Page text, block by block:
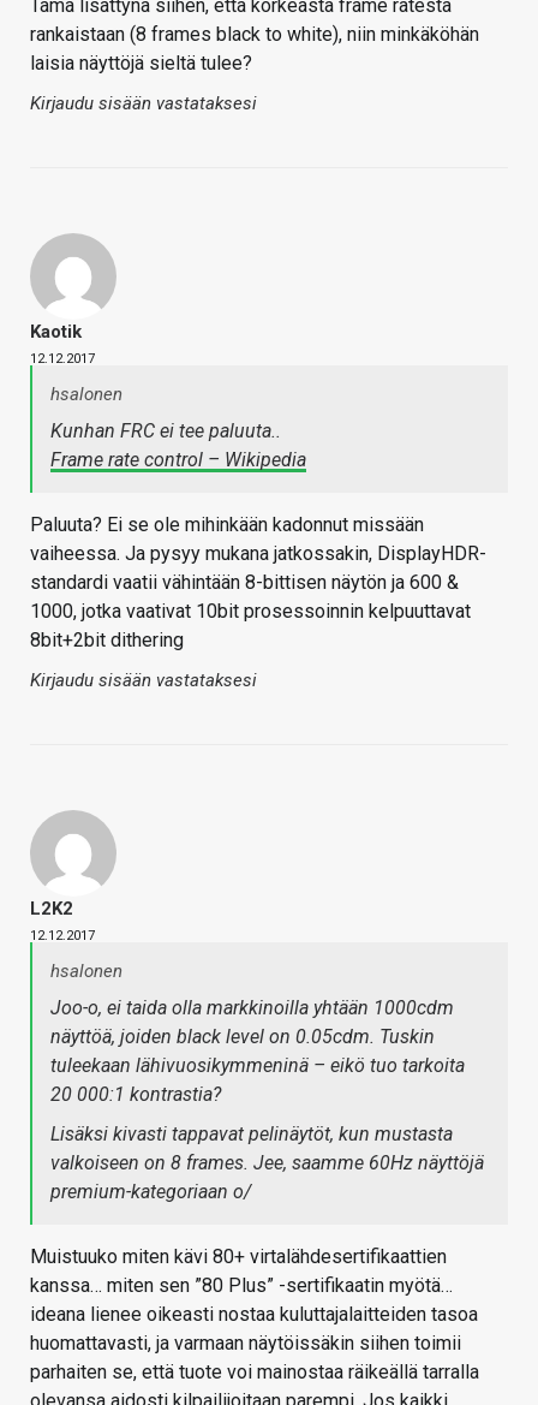
Tämä lisättynä siihen, että korkeasta frame ratesta
rankaistaan (8 frames black to white), niin minkäköhän
laisia näyttöjä sieltä tulee?
Kirjaudu sisään vastataksesi
Kaotik
12.12.2017
hsalonen
Kunhan FRC ei tee paluuta..
Frame rate control – Wikipedia
Paluuta? Ei se ole mihinkään kadonnut missään
vaiheessa. Ja pysyy mukana jatkossakin, DisplayHDR-
standardi vaatii vähintään 8-bittisen näytön ja 600 &
1000, jotka vaativat 10bit prosessoinnin kelpuuttavat
8bit+2bit dithering
Kirjaudu sisään vastataksesi
L2K2
12.12.2017
hsalonen
Joo-o, ei taida olla markkinoilla yhtään 1000cdm
näyttöä, joiden black level on 0.05cdm. Tuskin
tuleekaan lähivuosikymmeninä – eikö tuo tarkoita
20 000:1 kontrastia?
Lisäksi kivasti tappavat pelinäytöt, kun mustasta
valkoiseen on 8 frames. Jee, saamme 60Hz näyttöjä
premium-kategoriaan o/
Muistuuko miten kävi 80+ virtalähdesertifikaattien
kanssa… miten sen ”80 Plus” -sertifikaatin myötä…
ideana lienee oikeasti nostaa kuluttajalaitteiden tasoa
huomattavasti, ja varmaan näytöissäkin siihen toimii
parhaiten se, että tuote voi mainostaa räikeällä tarralla
olevansa aidosti kilpailijoitaan parempi. Jos kaikki